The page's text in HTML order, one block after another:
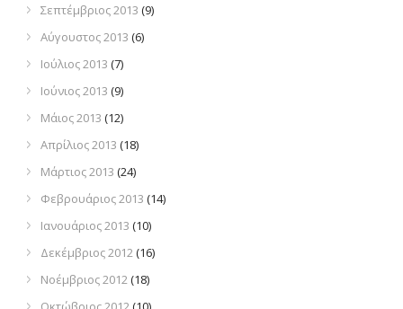
Σεπτέμβριος 2013 (9)
Αύγουστος 2013 (6)
Ιούλιος 2013 (7)
Ιούνιος 2013 (9)
Μάιος 2013 (12)
Απρίλιος 2013 (18)
Μάρτιος 2013 (24)
Φεβρουάριος 2013 (14)
Ιανουάριος 2013 (10)
Δεκέμβριος 2012(16)
Νοέμβριος 2012(18)